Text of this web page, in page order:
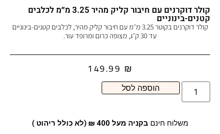
קולר דוקרנים עם חיבור קליק מהיר 3.25 מ״מ לכלבים
קטנים-בינוניים
קולר דוקרנים בקוטר 3.25 מ״מ עם חיבור קליק מהיר, לכלבים קטנים-בינוניים
עד 30 ק״ג, מצופה כרום ומרופד עור.
149.99 ₪
הוספה לסל
משלוח חינם בקניה מעל 400 ₪ (לא כולל ריהוט )